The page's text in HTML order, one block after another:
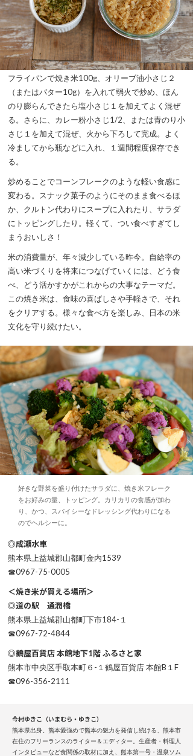
フライパンで焼き米100g、オリーブ油小さじ２
（またはバター10g）を入れて弱火で炒め、ほん
のり膨らんできたら塩小さじ１を加えてよく混ぜ
る。さらに、カレー粉小さじ1/2、または青のり小
さじ１を加えて混ぜ、火から下ろして完成。よく
冷ましてから瓶などに入れ、１週間程度保存でき
る。
炒めることでコーンフレークのような軽い食感に
変わる。スナック菓子のようにそのまま食べるほ
か、クルトン代わりにスープに入れたり、サラダ
にトッピングしたり。軽くて、つい食べすぎてし
まうおいしさ！
米の消費量が、年々減少している昨今。自給率の
高い米づくりを将来につなげていくには、どう食
べ、どう活かすかがこれからの大事なテーマだ。
この焼き米は、食味の喜ばしさや手軽さで、それ
をクリアする。様々な食べ方を楽しみ、日本の米
文化を守り続けたい。
好きな野菜を盛り付けたサラダに、焼き米フレーク
をお好みの量、トッピング。カリカリの食感が加わ
り、かつ、スパイシーなドレッシング代わりになる
のでヘルシーに。
◎成瀬水車
熊本県上益城郡山都町金内1539
☎0967-75-0005
＜焼き米が買える場所＞
◎道の駅 通潤橋
熊本県上益城郡山都町下市184-１
☎0967-72-4844
◎鶴屋百貨店 本館地下1階 ふるさと家
熊本市中央区手取本町６-１鶴屋百貨店 本館B１F
☎096-356-2111
今村ゆきこ（いまむら・ゆきこ）
熊本県出身。熊本愛強めで熊本の魅力を発信し続ける、熊本市
在住のフリーランスのライター＆エディター。生産者・料理人
インタビューなど食関係の取材に加え、熊本第一号・温泉ソム